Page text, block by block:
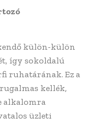
külön-külön
így sokoldalú
ruhatárának. Ez a
kellék,
alkalomra
üzleti